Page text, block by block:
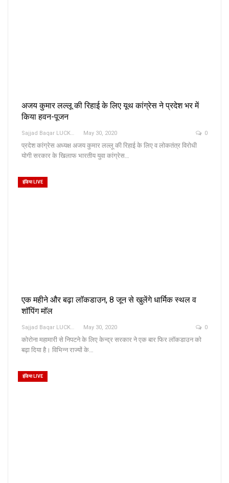
अजय कुमार लल्लू की रिहाई के लिए यूथ कांग्रेस ने प्रदेश भर में
किया हवन-पूजन
Sajjad Baqar LUCKNOW May 30, 2020 0
प्रदेश कांग्रेस अध्यक्ष अजय कुमार लल्लू की रिहाई के लिए व लोकतंत्र विरोधी
योगी सरकार के खिलाफ भारतीय युवा कांग्रेस…
इंडिया LIVE
एक महीने और बढ़ा लाॅकडाउन, 8 जून से खुलेंगे धार्मिक स्थल व
शाॅपिंग माॅल
Sajjad Baqar LUCKNOW May 30, 2020 0
कोरोना महामारी से निपटने के लिए केन्द्र सरकार ने एक बार फिर लाॅकडाउन को
बढ़ा दिया है। विभिन्न राज्यों के…
इंडिया LIVE